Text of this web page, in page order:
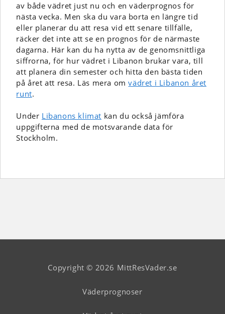
av både vädret just nu och en väderprognos för
nästa vecka. Men ska du vara borta en längre tid
eller planerar du att resa vid ett senare tillfälle,
räcker det inte att se en prognos för de närmaste
dagarna. Här kan du ha nytta av de genomsnittliga
siffrorna, för hur vädret i Libanon brukar vara, till
att planera din semester och hitta den bästa tiden
på året att resa. Läs mera omvädret i Libanon året
runt.
Under Libanons klimat kan du också jämföra
uppgifterna med de motsvarande data för
Stockholm.
Copyright © 2026 MittResVader.se
Väderprognoser